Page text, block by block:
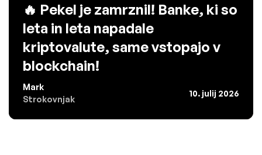
🔥 Pekel je zamrznil! Banke, ki so
leta in leta napadale
kriptovalute, same vstopajo v
blockchain!
Mark
Strokovnjak
10. julij 2026